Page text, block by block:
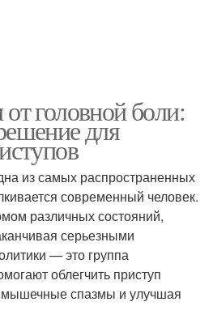
головной боли:
для
из самых распространенных
современный человек.
различных состояний,
серьезными
— это группа
облегчить приступ
мышечные спазмы и улучшая